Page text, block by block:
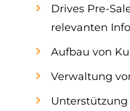
Drives Pre-
relevanten
Aufbau von
Verwaltung
Unterstützung